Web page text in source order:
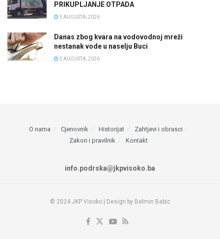
PRIKUPLJANJE OTPADA
5 AUGUSTA, 2026
Danas zbog kvara na vodovodnoj mreži
nestanak vode u naselju Buci
5 AUGUSTA, 2026
O nama Cjenovnik Historijat
Zahtjevi i obrasci
Zakon i pravilnik
Kontakt
info.podrska@jkpvisoko.ba
© 2024 JKP Visoko | Design by Belmin Babic